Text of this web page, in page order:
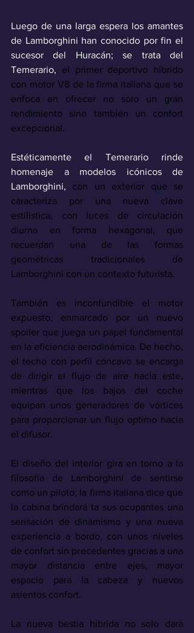
Luego de una larga espera los amantes
de Lamborghini han conocido por fin el
sucesor del Huracán; se trata del
Temerario, el primer deportivo híbrido
con motor V8 de la firma italiana que se
enfoca en ofrecer no solo un gran
rendimiento sino también un confort
excepcional.
Estéticamente el Temerario rinde
homenaje a modelos icónicos de
Lamborghini, con un exterior que se
caracteriza por una nueva clave
estilística, con
luces de circulación
diurna en forma hexagonal, que
recuerdan una de las formas
geométricas tradicionales de
Lamborghini con un contexto futurista.
También es inconfundible el motor
expuesto, enmarcado por un nuevo
spoiler que juega un papel fundamental
en la eficiencia aerodinámica. De hecho,
el techo con perfil cóncavo se encarga
de dirigir el flujo de aire hacia este,
mientras que los bajos del coche
equipan unos generadores de vórtices
para proporcionar un flujo optimo hacia
el difusor.
El diseño del interior gira en torno a la
filosofía de Lamborghini de sentirse
como un piloto; la firma italiana dice que
la cabina brindará ta sus ocupantes una
sensación de dinamismo y una nueva
experiencia a bordo, con unos niveles
de confort sin precedentes gracias a una
mayor distancia entre ejes, mayor
espacio para la cabeza y nuevos
asientos confort.
La nueva bestia híbrida no solo dará